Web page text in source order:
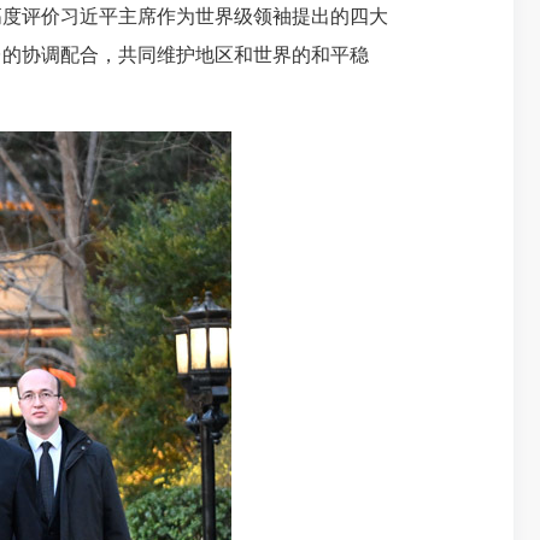
评价习近平主席作为世界级领袖提出的四大
协调配合，共同维护地区和世界的和平稳